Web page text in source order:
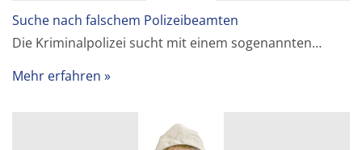
Suche nach falschem Polizeibeamten
Die Kriminalpolizei sucht mit einem sogenannten…
Mehr erfahren